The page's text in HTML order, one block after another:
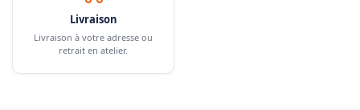
Livraison
Livraison à votre adresse ou
retrait en atelier.